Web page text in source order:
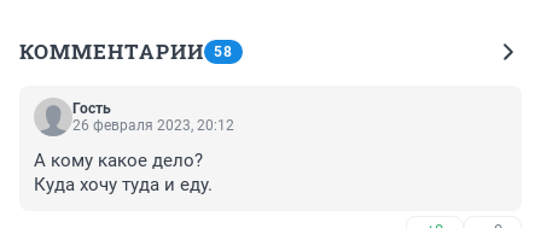
КОММЕНТАРИИ 58
Гость
26 февраля 2023, 20:12
А кому какое дело?
Куда хочу туда и еду.